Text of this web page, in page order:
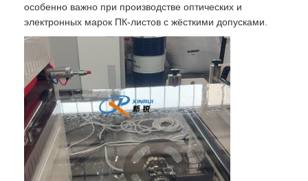
особенно важно при производстве оптических и
электронных марок ПК-листов с жёсткими допусками.